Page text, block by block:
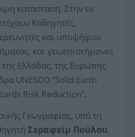
κατάσταση. Στην εν
Καθηγητές,
και υποψήφιοι
και γεωεπιστήμονες
Ελλάδας, της Ευρώπης
UNESCO “Solid Earth
Risk Reduction”.
Γεωγραφίας, υπό τη
Σεραφείμ Πούλου,